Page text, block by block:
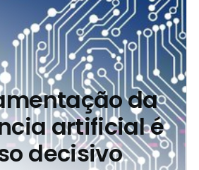
da
artificial é
decisivo